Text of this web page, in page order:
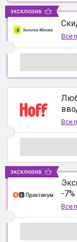
Все
эксклюзив
Все
-
Все
эксклюзив